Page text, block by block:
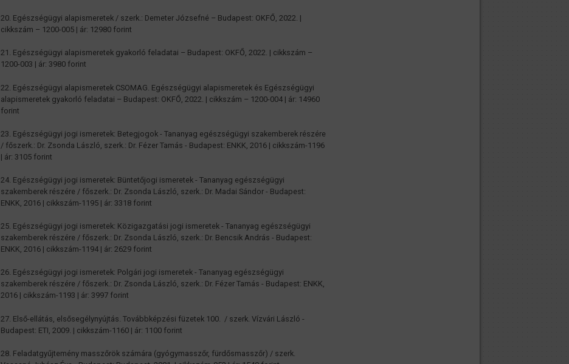
20. Egészségügyi alapismeretek / szerk.: Demeter Józsefné – Budapest: OKFŐ, 2022. |
cikkszám – 1200-005 | ár: 12980 forint
21. Egészségügyi alapismeretek gyakorló feladatai – Budapest: OKFŐ, 2022. | cikkszám –
1200-003 | ár: 3980 forint
22. Egészségügyi alapismeretek CSOMAG. Egészségügyi alapismeretek és Egészségügyi
alapismeretek gyakorló feladatai – Budapest: OKFŐ, 2022. | cikkszám – 1200-004 | ár: 14960
forint
23. Egészségügyi jogi ismeretek: Betegjogok - Tananyag egészségügyi szakemberek részére
/ főszerk.: Dr. Zsonda László, szerk.: Dr. Fézer Tamás - Budapest: ENKK, 2016 | cikkszám-1196
| ár: 3105 forint
24. Egészségügyi jogi ismeretek: Büntetőjogi ismeretek - Tananyag egészségügyi
szakemberek részére / főszerk.: Dr. Zsonda László, szerk.: Dr. Madai Sándor - Budapest:
ENKK, 2016 | cikkszám-1195 | ár: 3318 forint
25. Egészségügyi jogi ismeretek: Közigazgatási jogi ismeretek - Tananyag egészségügyi
szakemberek részére / főszerk.: Dr. Zsonda László, szerk.: Dr. Bencsik András - Budapest:
ENKK, 2016 | cikkszám-1194 | ár: 2629 forint
26. Egészségügyi jogi ismeretek: Polgári jogi ismeretek - Tananyag egészségügyi
szakemberek részére / főszerk.: Dr. Zsonda László, szerk.: Dr. Fézer Tamás - Budapest: ENKK,
2016 | cikkszám-1193 | ár: 3997 forint
27. Első-ellátás, elsősegélynyújtás. Továbbképzési füzetek 100. / szerk. Vízvári László -
Budapest: ETI, 2009. | cikkszám-1160 | ár: 1100 forint
28. Feladatgyűjtemény masszőrök számára (gyógymasszőr, fürdősmasszőr) / szerk.